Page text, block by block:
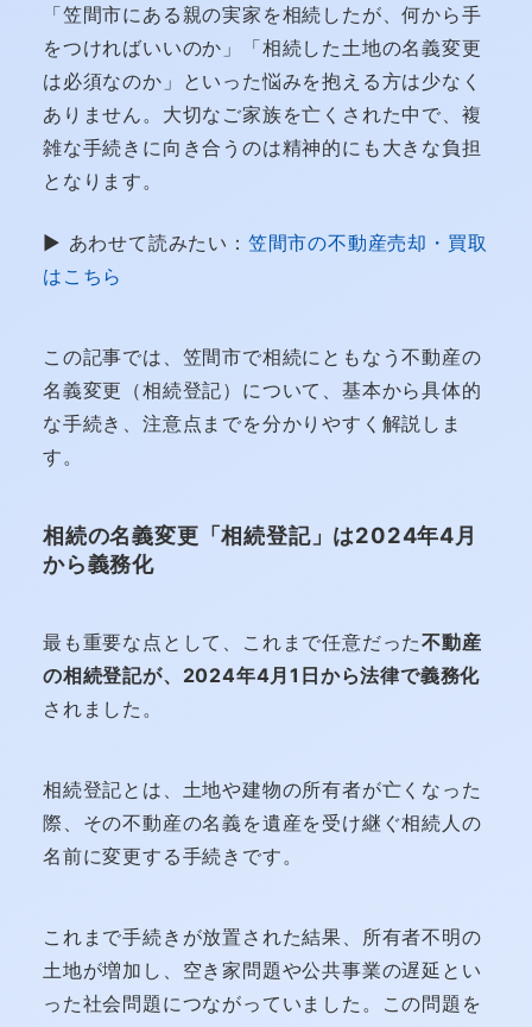
「笠間市にある親の実家を相続したが、何から手
をつければいいのか」「相続した土地の名義変更
は必須なのか」といった悩みを抱える方は少なく
ありません。大切なご家族を亡くされた中で、複
雑な手続きに向き合うのは精神的にも大きな負担
となります。
▶ あわせて読みたい： 笠間市の不動産売却・買取
はこちら
この記事では、笠間市で相続にともなう不動産の
名義変更（相続登記）について、基本から具体的
な手続き、注意点までを分かりやすく解説しま
す。
相続の名義変更「相続登記」は2024年4月
から義務化
最も重要な点として、これまで任意だった不動産
の相続登記が、2024年4月1日から法律で義務化
されました。
相続登記とは、土地や建物の所有者が亡くなった
際、その不動産の名義を遺産を受け継ぐ相続人の
名前に変更する手続きです。
これまで手続きが放置された結果、所有者不明の
土地が増加し、空き家問題や公共事業の遅延とい
った社会問題につながっていました。この問題を